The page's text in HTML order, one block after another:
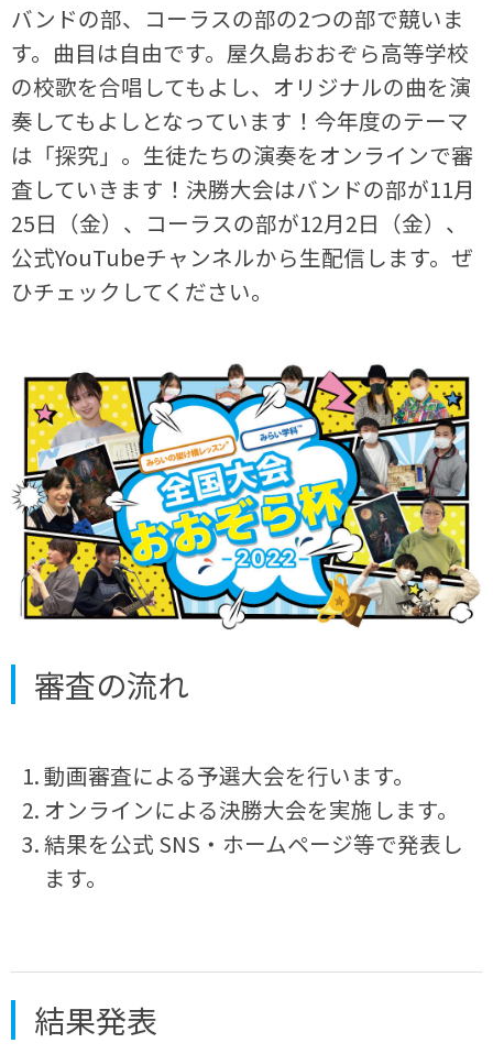
バンドの部、コーラスの部の2つの部で競いま
す。曲目は自由です。屋久島おおぞら高等学校
の校歌を合唱してもよし、オリジナルの曲を演
奏してもよしとなっています！今年度のテーマ
は「探究」。生徒たちの演奏をオンラインで審
査していきます！決勝大会はバンドの部が11月
25日（金）、コーラスの部が12月2日（金）、
公式YouTubeチャンネルから生配信します。ぜ
ひチェックしてください。
審査の流れ
動画審査による予選大会を行います。
オンラインによる決勝大会を実施します。
結果を公式 SNS・ホームページ等で発表し
ます。
結果発表